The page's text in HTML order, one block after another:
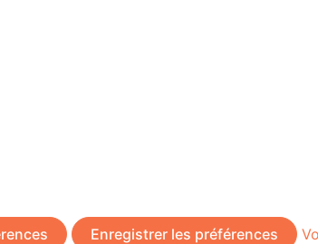
Enregistrer les préférences